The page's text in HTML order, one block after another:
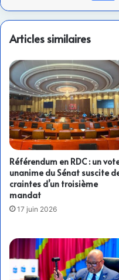
Articles similaires
Référendum en RDC : un
unanime du Sénat suscite
craintes d’un troisième
mandat
17 juin 2026